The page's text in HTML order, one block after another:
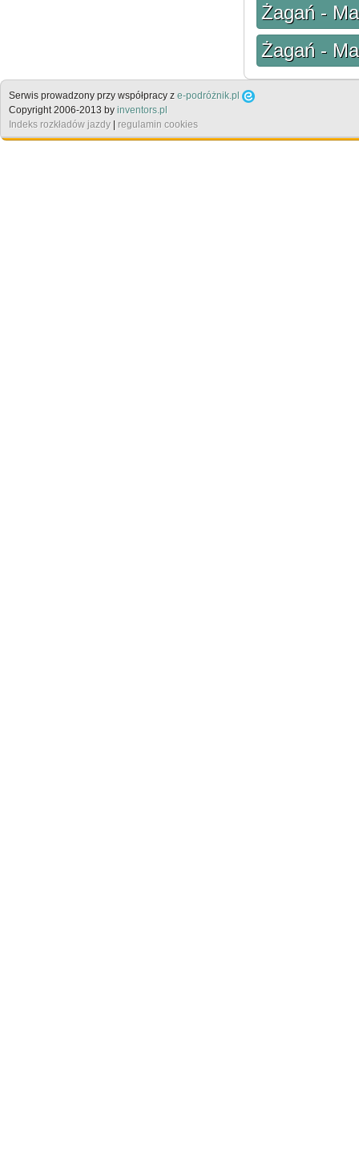
Żagań -
Żagań -
Serwis prowadzony przy współpracy z e-podróżnik.pl
Copyright 2006-2013 by inventors.pl
Indeks rozkładów jazdy
regulamin cookies